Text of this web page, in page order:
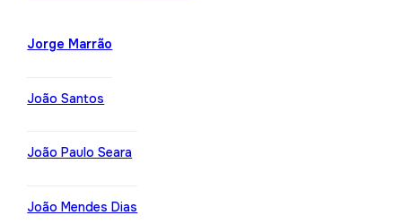
Jorge Marrão
João Santos
João Paulo Seara
João Mendes Dias